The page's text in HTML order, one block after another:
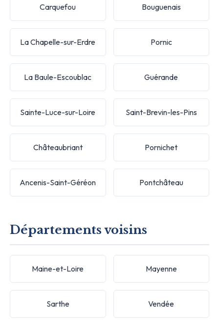
Carquefou Bouguenais
La Chapelle-sur-Erdre Pornic
La Baule-Escoublac Guérande
Sainte-Luce-sur-Loire Saint-Brevin-les-Pins
Châteaubriant Pornichet
Ancenis-Saint-Géréon Pontchâteau
Départements voisins
Maine-et-Loire Mayenne
Sarthe Vendée